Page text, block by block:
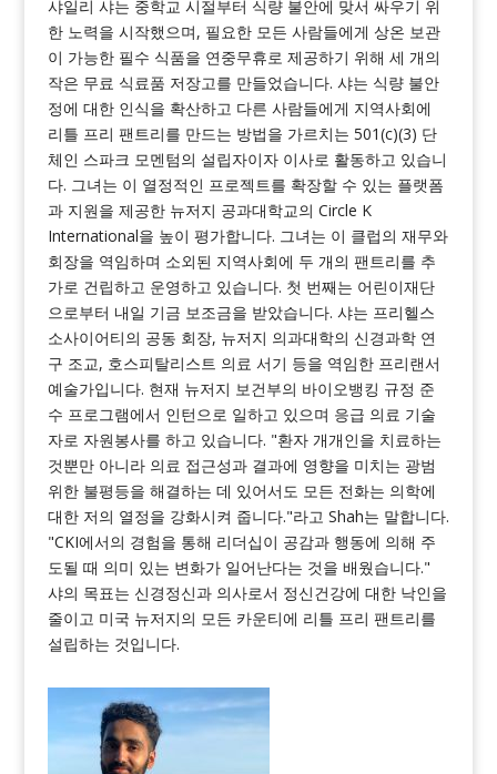
샤일리 샤는 중학교 시절부터 식량 불안에 맞서 싸우기 위
한 노력을 시작했으며, 필요한 모든 사람들에게 상온 보관
이 가능한 필수 식품을 연중무휴로 제공하기 위해 세 개의
작은 무료 식료품 저장고를 만들었습니다. 샤는 식량 불안
정에 대한 인식을 확산하고 다른 사람들에게 지역사회에
리틀 프리 팬트리를 만드는 방법을 가르치는 501(c)(3) 단
체인 스파크 모멘텀의 설립자이자 이사로 활동하고 있습니
다. 그녀는 이 열정적인 프로젝트를 확장할 수 있는 플랫폼
과 지원을 제공한 뉴저지 공과대학교의 Circle K
International을 높이 평가합니다. 그녀는 이 클럽의 재무와
회장을 역임하며 소외된 지역사회에 두 개의 팬트리를 추
가로 건립하고 운영하고 있습니다. 첫 번째는 어린이재단
으로부터 내일 기금 보조금을 받았습니다. 샤는 프리헬스
소사이어티의 공동 회장, 뉴저지 의과대학의 신경과학 연
구 조교, 호스피탈리스트 의료 서기 등을 역임한 프리랜서
예술가입니다. 현재 뉴저지 보건부의 바이오뱅킹 규정 준
수 프로그램에서 인턴으로 일하고 있으며 응급 의료 기술
자로 자원봉사를 하고 있습니다. "환자 개개인을 치료하는
것뿐만 아니라 의료 접근성과 결과에 영향을 미치는 광범
위한 불평등을 해결하는 데 있어서도 모든 전화는 의학에
대한 저의 열정을 강화시켜 줍니다."라고 Shah는 말합니다.
"CKI에서의 경험을 통해 리더십이 공감과 행동에 의해 주
도될 때 의미 있는 변화가 일어난다는 것을 배웠습니다."
샤의 목표는 신경정신과 의사로서 정신건강에 대한 낙인을
줄이고 미국 뉴저지의 모든 카운티에 리틀 프리 팬트리를
설립하는 것입니다.